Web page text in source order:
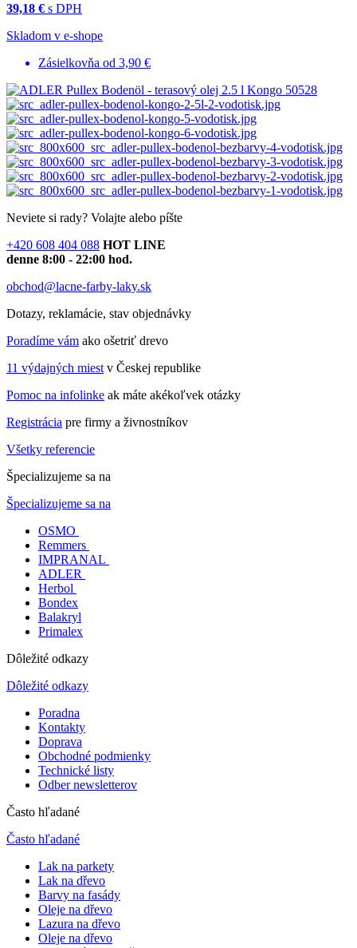
39,18 € s DPH
Skladom v e-shope
Zásielkovňa od 3,90 €
Neviete si rady? Volajte alebo píšte
+420 608 404 088 HOT LINE
denne 8:00 - 22:00 hod.
obchod@lacne-farby-laky.sk
Dotazy, reklamácie, stav objednávky
Poradíme vám ako ošetriť drevo
11 výdajných miest v Českej republike
Pomoc na infolinke ak máte akékoľvek otázky
Registrácia pre firmy a živnostníkov
Všetky referencie
Špecializujeme sa na
Špecializujeme sa na
OSMO
Remmers
IMPRANAL
ADLER
Herbol
Bondex
Balakryl
Primalex
Dôležité odkazy
Dôležité odkazy
Poradna
Kontakty
Doprava
Obchodné podmienky
Technické listy
Odber newsletterov
Často hľadané
Často hľadané
Lak na parkety
Lak na dřevo
Barvy na fasády
Oleje na dřevo
Lazura na dřevo
Oleje na dřevo